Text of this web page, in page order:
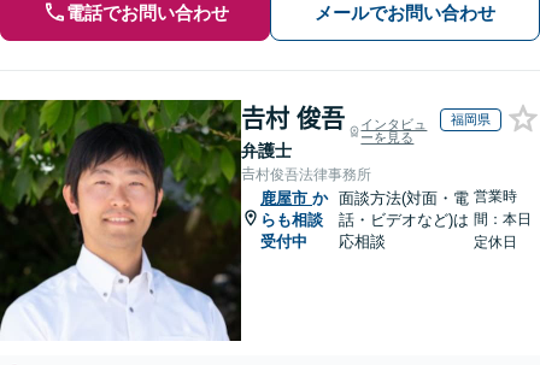
電話でお問い合わせ メールでお問い合わせ
𠮷村 俊吾
弁護士
インタビュ
ーを見る
福岡県
𠮷村俊吾法律事務所
鹿屋市 か
らも相談
受付中
面談方法(対面・電
話・ビデオなど)は
応相談
営業時
間：本日
定休日